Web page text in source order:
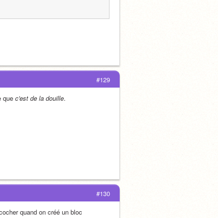
#129
que c'est de la douille.
#130
quand on créé un bloc